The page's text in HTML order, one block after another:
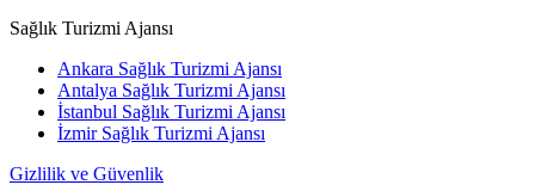
Sağlık Turizmi Ajansı
Ankara Sağlık Turizmi Ajansı
Antalya Sağlık Turizmi Ajansı
İstanbul Sağlık Turizmi Ajansı
İzmir Sağlık Turizmi Ajansı
Gizlilik ve Güvenlik